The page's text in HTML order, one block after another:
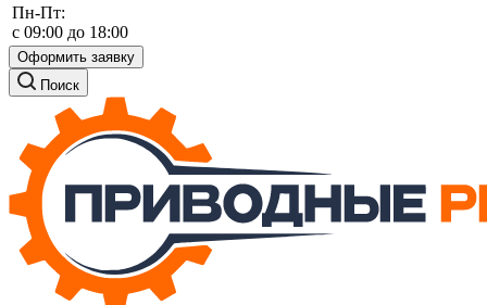
Пн-Пт:
c 09:00 до 18:00
Оформить заявку
Поиск